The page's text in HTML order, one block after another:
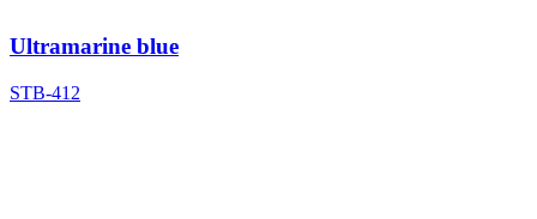
Ultramarine blue
STB-412